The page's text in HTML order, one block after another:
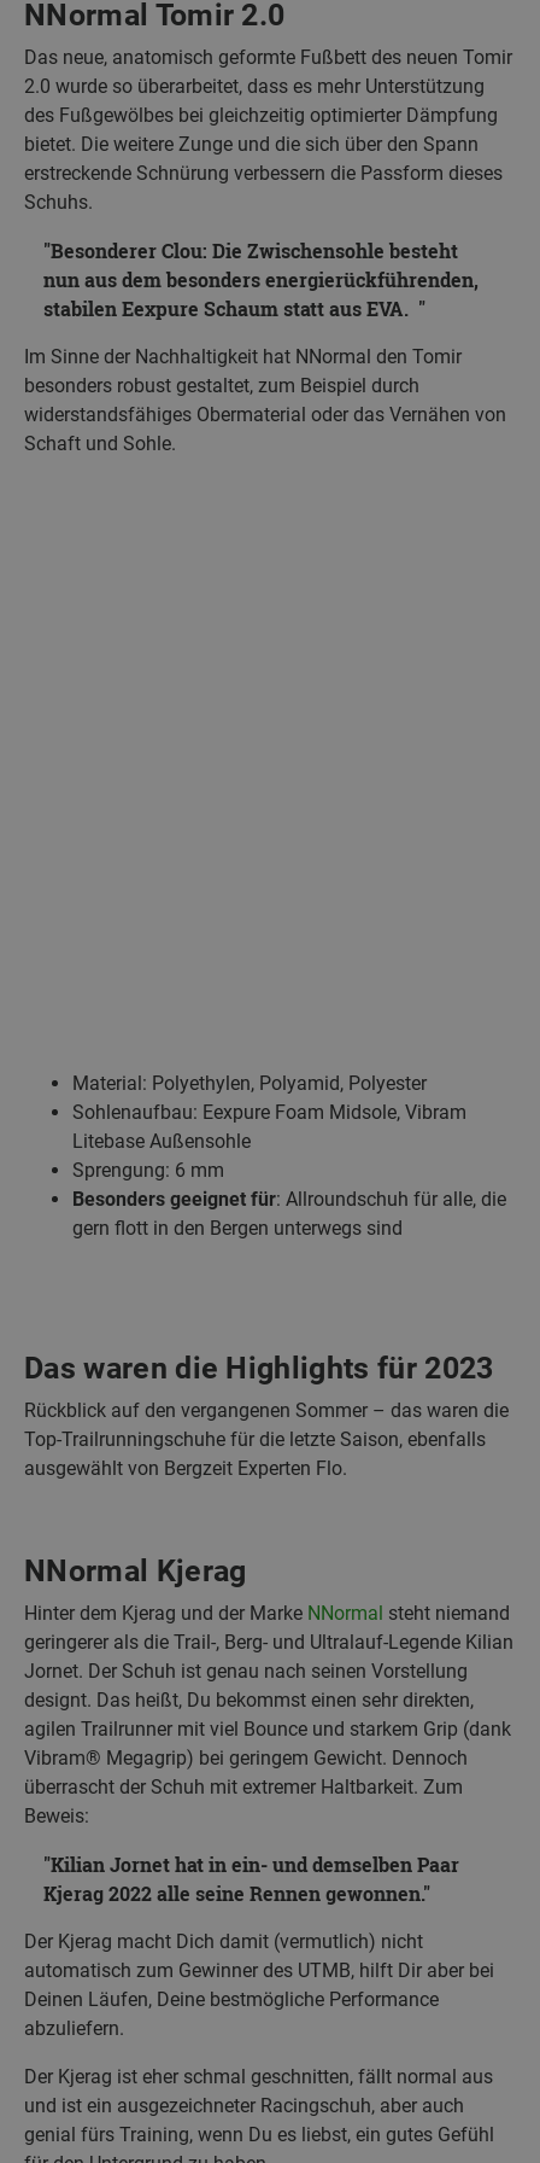
NNormal Tomir 2.0
Das neue, anatomisch geformte Fußbett des neuen Tomir
2.0 wurde so überarbeitet, dass es mehr Unterstützung
des Fußgewölbes bei gleichzeitig optimierter Dämpfung
bietet. Die weitere Zunge und die sich über den Spann
erstreckende Schnürung verbessern die Passform dieses
Schuhs.
Besonderer Clou: Die Zwischensohle besteht
nun aus dem besonders energierückführenden,
stabilen Eexpure Schaum statt aus EVA.
Im Sinne der Nachhaltigkeit hat NNormal den Tomir
besonders robust gestaltet, zum Beispiel durch
widerstandsfähiges Obermaterial oder das Vernähen von
Schaft und Sohle.
Material: Polyethylen, Polyamid, Polyester
Sohlenaufbau: Eexpure Foam Midsole, Vibram
Litebase Außensohle
Sprengung: 6 mm
Besonders geeignet für: Allroundschuh für alle, die
gern flott in den Bergen unterwegs sind
Das waren die Highlights für 2023
Rückblick auf den vergangenen Sommer – das waren die
Top-Trailrunningschuhe für die letzte Saison, ebenfalls
ausgewählt von Bergzeit Experten Flo.
NNormal Kjerag
Hinter dem Kjerag und der Marke NNormal steht niemand
geringerer als die Trail-, Berg- und Ultralauf-Legende Kilian
Jornet. Der Schuh ist genau nach seinen Vorstellung
designt. Das heißt, Du bekommst einen sehr direkten,
agilen Trailrunner mit viel Bounce und starkem Grip (dank
Vibram® Megagrip) bei geringem Gewicht. Dennoch
überrascht der Schuh mit extremer Haltbarkeit. Zum
Beweis:
Kilian Jornet hat in ein- und demselben Paar
Kjerag 2022 alle seine Rennen gewonnen.
Der Kjerag macht Dich damit (vermutlich) nicht
automatisch zum Gewinner des UTMB, hilft Dir aber bei
Deinen Läufen, Deine bestmögliche Performance
abzuliefern.
Der Kjerag ist eher schmal geschnitten, fällt normal aus
und ist ein ausgezeichneter Racingschuh, aber auch
genial fürs Training, wenn Du es liebst, ein gutes Gefühl